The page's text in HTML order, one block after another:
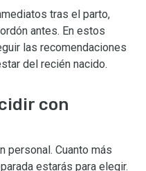
tras el parto,
antes. En estos
las recomendaciones
del recién nacido.
con
personal. Cuanto más
estarás para elegir.